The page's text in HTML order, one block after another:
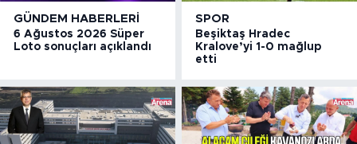
GÜNDEM HABERLERI
6 Ağustos 2026 Süper
Loto sonuçları açıklandı
SPOR
Beşiktaş Hradec
Kralove’yi 1-0 mağlup
etti